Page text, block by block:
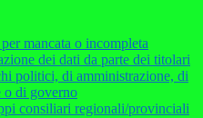
mancata o incompleta
dei dati da parte dei titolari
politici, di amministrazione, di
o di governo
consiliari regionali/provinciali